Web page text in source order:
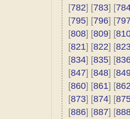
[782] [783] [
[795] [796] [
[808] [809] [
[821] [822] [
[834] [835] [
[847] [848] [
[860] [861] [
[873] [874] [
[886] [887] [